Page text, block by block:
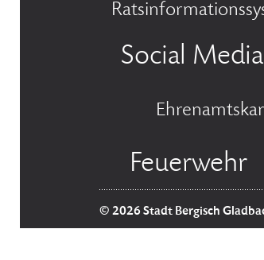
Social Media
Feuerwehr
© 2026 Stadt Bergisch